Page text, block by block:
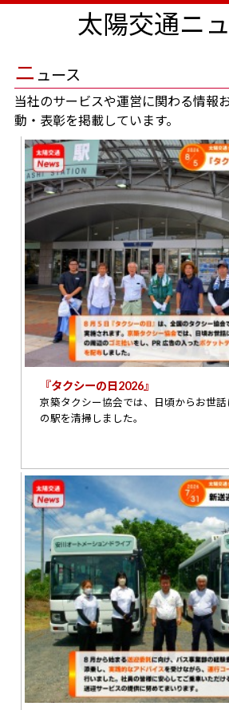
太陽交通ニ
ニ ュース
当社のサービスや運営に関わる情報
動・表彰を掲載しています。
『タクシーの日2026』
京築タクシー協会では、日頃からお世
の駅を清掃しました。